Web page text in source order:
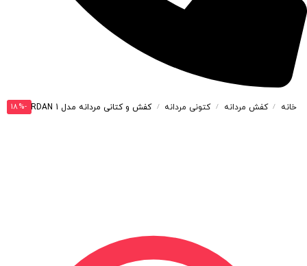
خانه / کفش مردانه / کتونی مردانه / کفش و کتانی مردانه مدل NIKE AIR JORDAN 1 رنگ سفید طوسی کد 30192 -18%